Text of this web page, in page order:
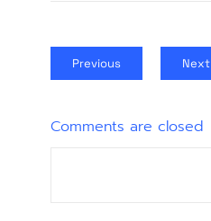
Previous Next
Comments are closed